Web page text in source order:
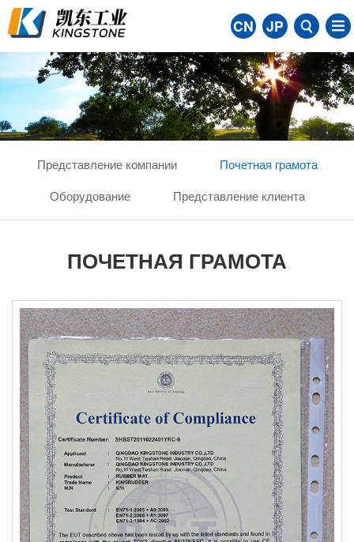
CN JP
Представление компании
Почетная грамота
Оборудование
Представление клиента
ПОЧЕТНАЯ ГРАМОТА